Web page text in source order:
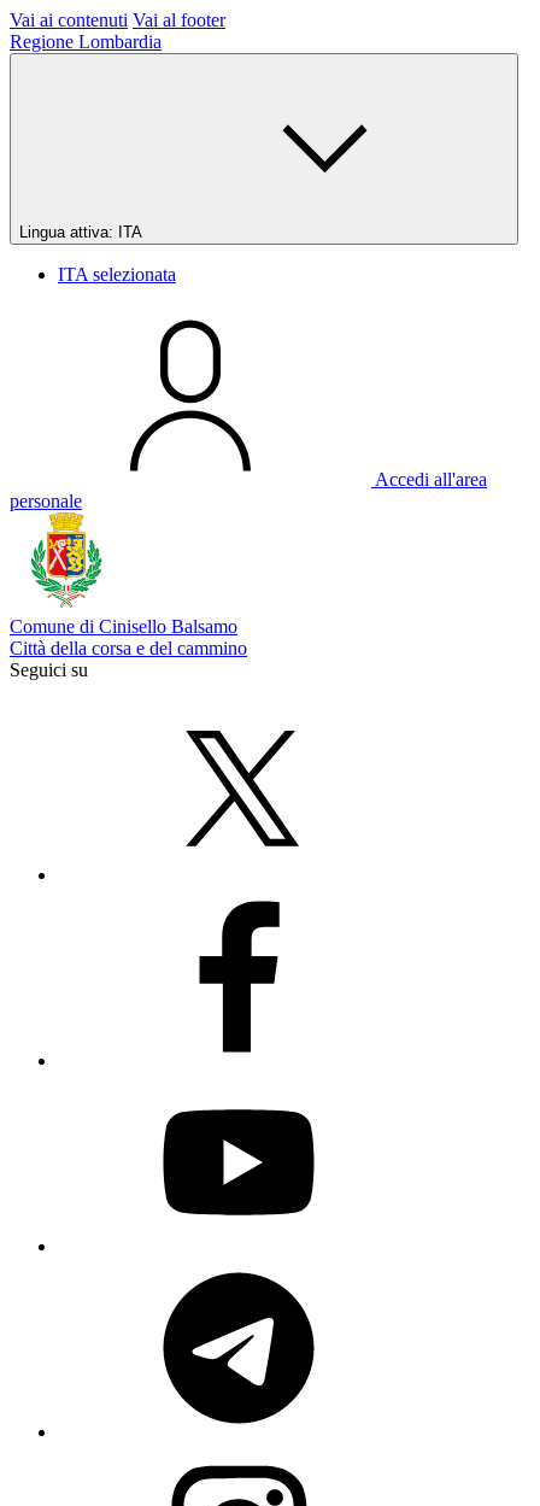
Vai ai contenuti Vai al footer
Regione Lombardia
Lingua attiva: ITA
ITA selezionata
Accedi all'area
personale
Comune di Cinisello Balsamo
Città della corsa e del cammino
Seguici su